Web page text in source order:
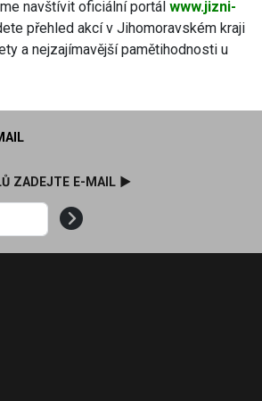
navštívit oficiální portál www.jizni-
přehled akcí v Jihomoravském kraji
a nejzajímavější pamětihodnosti u
ZADEJTE E-MAIL ►